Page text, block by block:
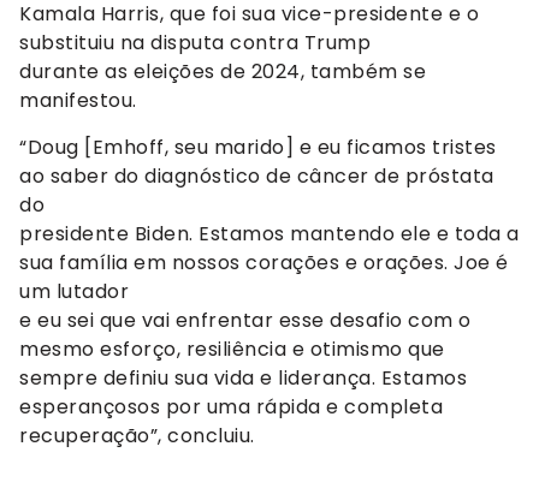
Kamala Harris, que foi sua vice-presidente e o
substituiu na disputa contra Trump
durante as eleições de 2024, também se
manifestou.
“Doug [Emhoff, seu marido] e eu ficamos tristes
ao saber do diagnóstico de câncer de próstata
do
presidente Biden. Estamos mantendo ele e toda a
sua família em nossos corações e orações. Joe é
um lutador
e eu sei que vai enfrentar esse desafio com o
mesmo esforço, resiliência e otimismo que
sempre definiu sua vida e liderança. Estamos
esperançosos por uma rápida e completa
recuperação”, concluiu.